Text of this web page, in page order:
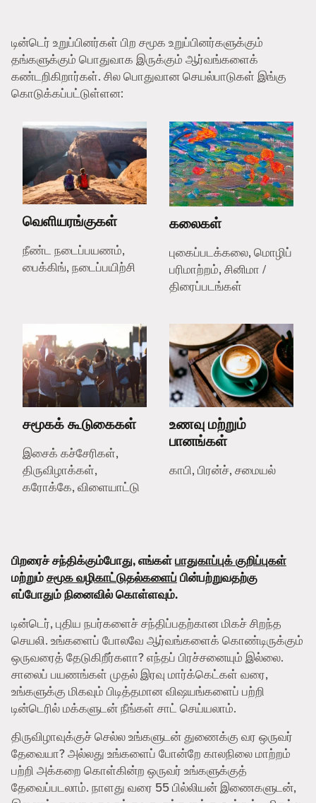
டின்டெர் உறுப்பினர்கள் பிற சமூக உறுப்பினர்களுக்கும்
தங்களுக்கும் பொதுவாக இருக்கும் ஆர்வங்களைக்
கண்டறிகிறார்கள். சில பொதுவான செயல்பாடுகள் இங்கு
கொடுக்கப்பட்டுள்ளன:
வெளியரங்குகள்
நீண்ட நடைப்பயணம்,
பைக்கிங், நடைப்பயிற்சி
கலைகள்
புகைப்படக்கலை, மொழிப்
பரிமாற்றம், சினிமா /
திரைப்படங்கள்
சமூகக் கூடுகைகள்
இசைக் கச்சேரிகள்,
திருவிழாக்கள்,
கரோக்கே, விளையாட்டு
உணவு மற்றும்
பானங்கள்
காபி, பிரன்ச், சமையல்
பிறரைச் சந்திக்கும்போது, எங்கள்பாதுகாப்புக் குறிப்புகள்
மற்றும்சமூக வழிகாட்டுதல்களைப் பின்பற்றுவதற்கு
எப்போதும் நினைவில் கொள்ளவும்.
டின்டெர், புதிய நபர்களைச் சந்திப்பதற்கான மிகச் சிறந்த
செயலி. உங்களைப் போலவே ஆர்வங்களைக் கொண்டிருக்கும்
ஒருவரைத் தேடுகிறீர்களா? எந்தப் பிரச்சனையும் இல்லை.
சாலைப் பயணங்கள் முதல் இரவு மார்க்கெட்கள் வரை,
உங்களுக்கு மிகவும் பிடித்தமான விஷயங்களைப் பற்றி
டின்டெரில் மக்களுடன் நீங்கள் சாட் செய்யலாம்.
திருவிழாவுக்குச் செல்ல உங்களுடன் துணைக்கு வர ஒருவர்
தேவையா? அல்லது உங்களைப் போன்றே காலநிலை மாற்றம்
பற்றி அக்கறை கொள்கின்ற ஒருவர் உங்களுக்குத்
தேவைப்படலாம். நாளது வரை 55 பில்லியன் இணைகளுடன்,